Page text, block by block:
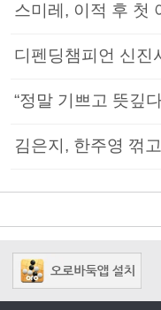
스미레, 이적 후 첫
디펜딩챔피언 신진
“정말 기쁘고 뜻깊
김은지, 한주영 꺾